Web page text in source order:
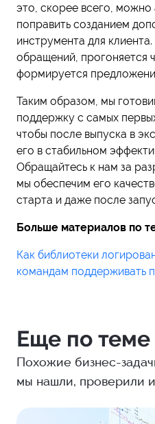
это, скорее всего, можно
поправить созданием
инструмента для
обращений, прогоняется
формируется
Таким образом, мы
поддержку с самых
чтобы после выпуска в
его в стабильном
Обращайтесь к нам за
мы обеспечим его
старта и даже после
Больше материалов по
Как библиотеки
командам поддерживать
Еще по теме
Похожие бизнес-
мы нашли, проверили